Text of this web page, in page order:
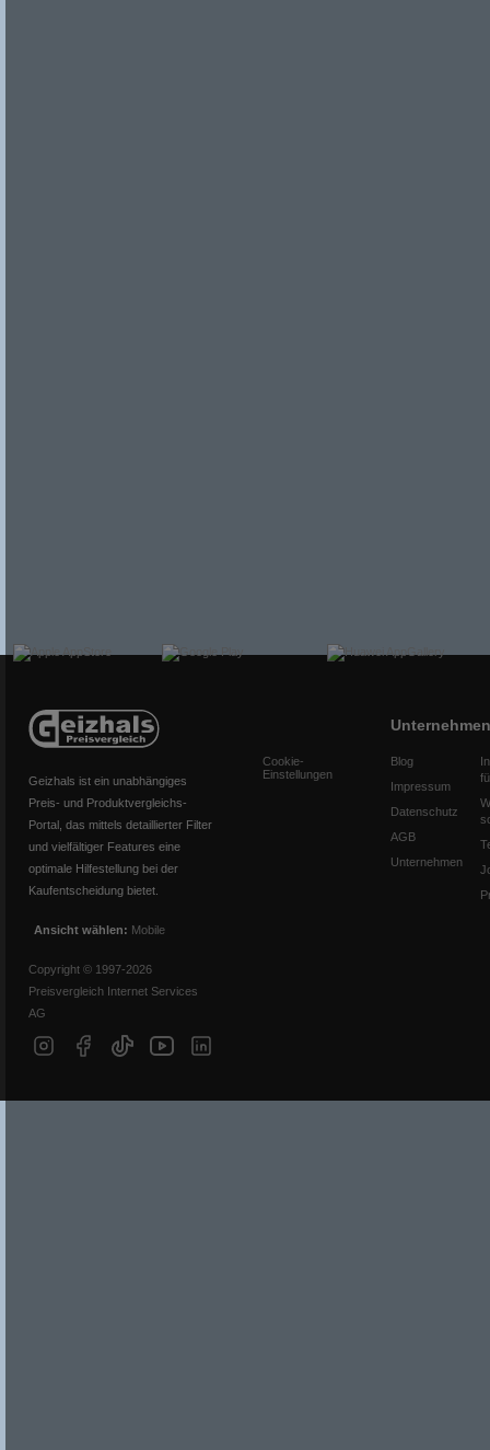
Geizhals ist ein unabhängiges
Preis- und Produktvergleichs-
Portal, das mittels detaillierter Filter
und vielfältiger Features eine
optimale Hilfestellung bei der
Kaufentscheidung bietet.
Ansicht wählen: Mobile
Copyright © 1997-2026
Preisvergleich Internet Services
AG
Cookie-
Einstellungen
Unternehmen
Blog
Impressum
Datenschutz
AGB
Unternehmen